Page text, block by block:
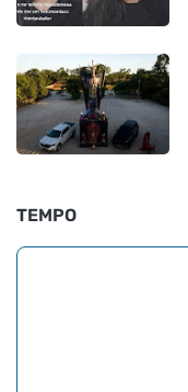
TEMPO